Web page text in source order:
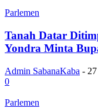
Parlemen
Tanah Datar
Yondra Minta
Admin SabanaKaba -
0
Parlemen